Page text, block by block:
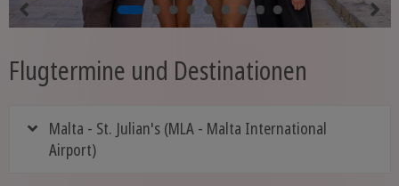
Flugtermine und Destinationen
Malta - St. Julian's (MLA - Malta International
Airport)